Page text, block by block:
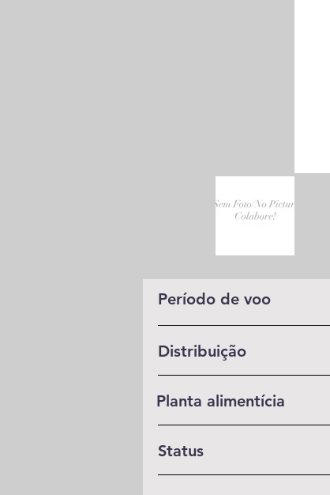
Período de voo
Distribuição
Planta alimentícia
Status